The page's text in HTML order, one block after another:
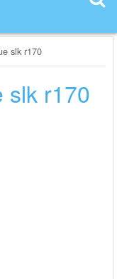
slk r170
slk r170